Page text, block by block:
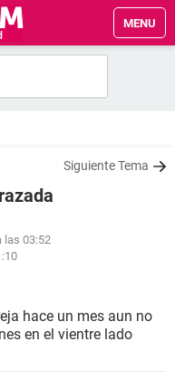
MENU
Siguiente Tema
las 03:52
hace un mes aun no
en el vientre lado